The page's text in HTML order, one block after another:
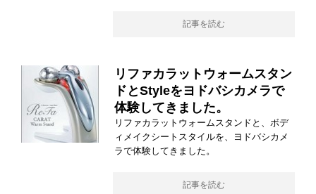
記事を読む
リファカラットウォームスタン
ドとStyleをヨドバシカメラで
体験してきました。
リファカラットウォームスタンドと、ボデ
ィメイクシートスタイルを、ヨドバシカメ
ラで体験してきました。
記事を読む